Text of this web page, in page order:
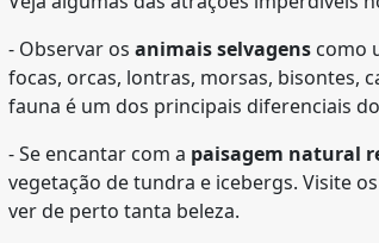
- Observar osanimais selvagens como
focas, orcas, lontras, morsas, bisontes,
fauna é um dos principais diferenciais
- Se encantar com a paisagem natural
vegetação de tundra e icebergs. Visite
ver de perto tanta beleza.